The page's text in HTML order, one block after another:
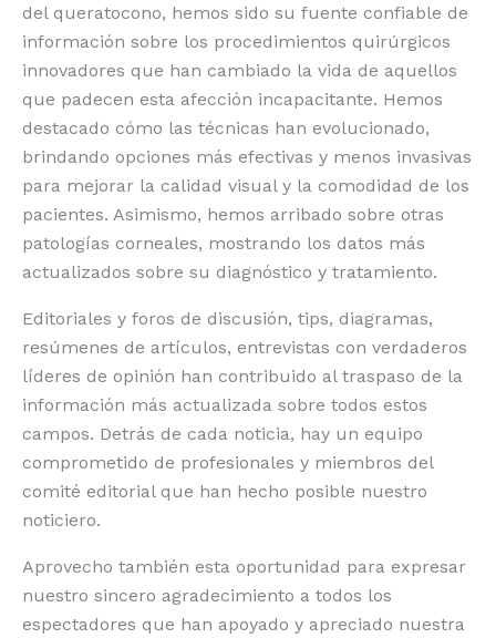
del queratocono, hemos sido su fuente confiable de
información sobre los procedimientos quirúrgicos
innovadores que han cambiado la vida de aquellos
que padecen esta afección incapacitante. Hemos
destacado cómo las técnicas han evolucionado,
brindando opciones más efectivas y menos invasivas
para mejorar la calidad visual y la comodidad de los
pacientes. Asimismo, hemos arribado sobre otras
patologías corneales, mostrando los datos más
actualizados sobre su diagnóstico y tratamiento.
Editoriales y foros de discusión, tips, diagramas,
resúmenes de artículos, entrevistas con verdaderos
líderes de opinión han contribuido al traspaso de la
información más actualizada sobre todos estos
campos. Detrás de cada noticia, hay un equipo
comprometido de profesionales y miembros del
comité editorial que han hecho posible nuestro
noticiero.
Aprovecho también esta oportunidad para expresar
nuestro sincero agradecimiento a todos los
espectadores que han apoyado y apreciado nuestra